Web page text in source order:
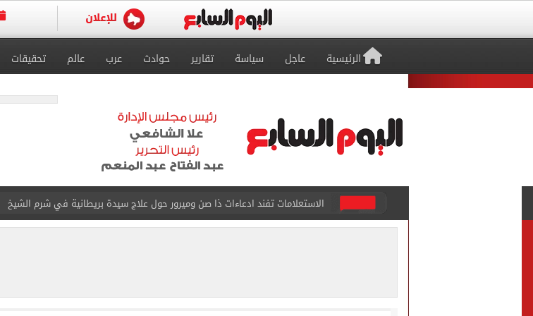
الرئيسية عاجل سياسة تقارير حوادث عرب عالم تحقيقات
صفقة محمد صلاح تتصدر عناوين الصحف التركية وقميصه يشعل الأسواق في طرابزون
تقارير: سيلتيك الأسكتلندي يضم هيثم حسن بعقد حتى 2030
غلق جزئى لشارع جامعة الدول العربية بتقاطعه مع شارع شهاب 3 أيام لتوصيل غاز